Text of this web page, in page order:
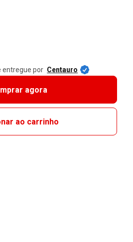
entregue por Centauro
agora
ao carrinho